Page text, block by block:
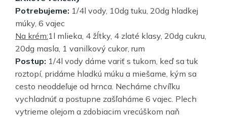
Potrebujeme: 1/4l vody, 10dg tuku, 20dg hladkej
múky, 6 vajec
Na krém:1l mlieka, 4 žĺtky, 4 zlaté klasy, 20dg cukru,
20dg masla, 1 vanilkový cukor, rum
Postup: 1/4l vody dáme variť s tukom, keď sa tuk
roztopí, pridáme hladkú múku a miešame, kým sa
cesto neoddeľuje od hrnca. Necháme chvíľku
vychladnúť a postupne zašľaháme 6 vajec. Plech
vytrieme olejom a zdobiacim vrecúškom naň